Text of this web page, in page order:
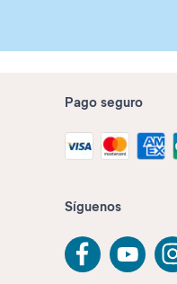
Pago seguro
Síguenos